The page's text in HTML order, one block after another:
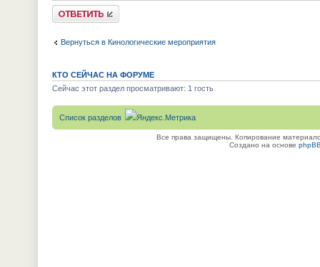
Ответить
Вернуться в Кинологические мероприятия
КТО СЕЙЧАС НА ФОРУМЕ
Сейчас этот раздел просматривают: 1 гость
Список разделов
Все права защищены. Копирование
Создано на основе